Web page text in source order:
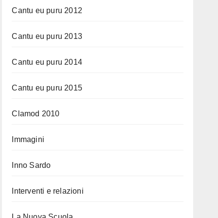
Cantu eu puru 2012
Cantu eu puru 2013
Cantu eu puru 2014
Cantu eu puru 2015
Clamod 2010
Immagini
Inno Sardo
Interventi e relazioni